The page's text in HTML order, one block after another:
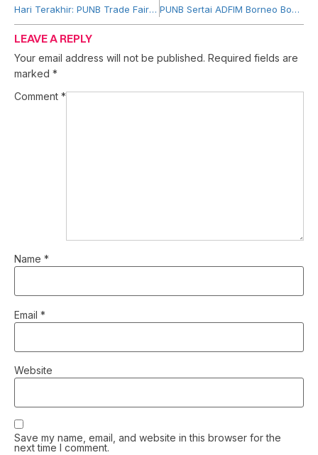
Hari Terakhir: PUNB Trade Fair Dubai 2023
PUNB Sertai ADFIM Borneo Bowling Tournament 2023
LEAVE A REPLY
Your email address will not be published. Required fields are
marked *
Comment *
Name *
Email *
Website
Save my name, email, and website in this browser for the
next time I comment.